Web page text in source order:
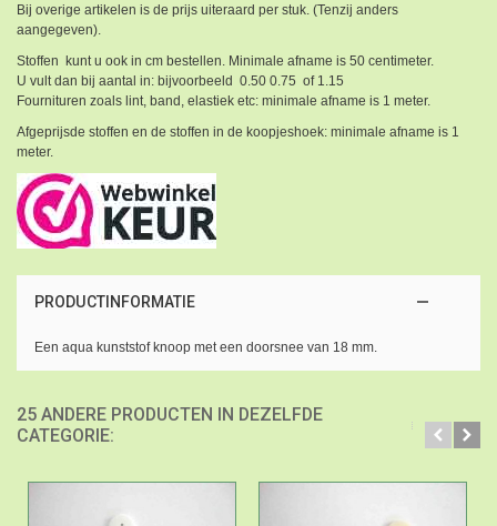
Bij overige artikelen is de prijs uiteraard per stuk. (Tenzij anders
aangegeven).
Stoffen kunt u ook in cm bestellen. Minimale afname is 50 centimeter.
U vult dan bij aantal in: bijvoorbeeld 0.50 0.75 of 1.15
Fournituren zoals lint, band, elastiek etc: minimale afname is 1 meter.
Afgeprijsde stoffen en de stoffen in de koopjeshoek: minimale afname is 1
meter.
PRODUCTINFORMATIE
Een aqua kunststof knoop met een doorsnee van 18 mm.
25 ANDERE PRODUCTEN IN DEZELFDE
CATEGORIE: